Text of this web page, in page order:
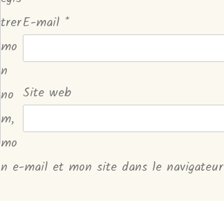
E-mail *
Site web
trer
mo
n
no
m,
mo
n e-mail et mon site dans le navigateur